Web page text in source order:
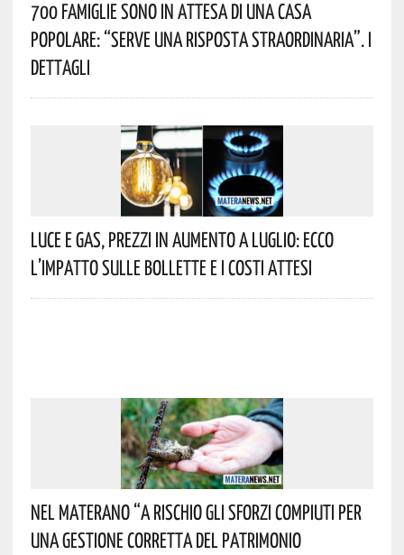
700 Famiglie Sono In Attesa Di Una Casa
Popolare: “serve Una Risposta Straordinaria”. I
Dettagli
Luce E Gas, Prezzi In Aumento A Luglio: Ecco
L’impatto Sulle Bollette E I Costi Attesi
Nel Materano “a Rischio Gli Sforzi Compiuti Per
Una Gestione Corretta Del Patrimonio